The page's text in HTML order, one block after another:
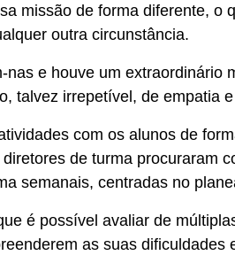
missão de forma diferente,
outra circunstância.
e houve um
talvez irrepetível, de empatia
com os alunos de
de turma procuraram
semanais, centradas no
é possível avaliar de
as suas dificuldades